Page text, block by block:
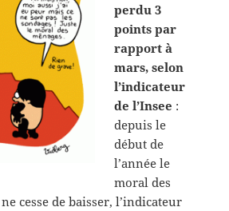
perdu 3
points par
rapport à
mars, selon
l’indicateur
de l’Insee :
depuis le
début de
l’année le
moral des
cesse de baisser, l’indicateur